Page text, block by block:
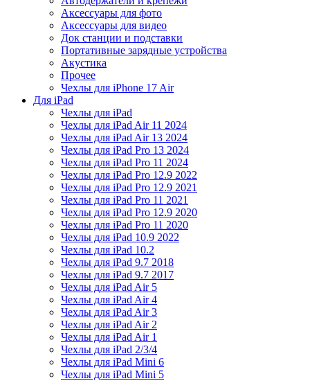
Аксессуары для фото
Аксессуары для видео
Док станции и подставки
Портативные зарядные устройства
Акустика
Прочее
Чехлы для iPhone 17 Air
Для iPad
Чехлы для iPad
Чехлы для iPad Air 11 2024
Чехлы для iPad Air 13 2024
Чехлы для iPad Pro 13 2024
Чехлы для iPad Pro 11 2024
Чехлы для iPad Pro 12.9 2022
Чехлы для iPad Pro 12.9 2021
Чехлы для iPad Pro 11 2021
Чехлы для iPad Pro 12.9 2020
Чехлы для iPad Pro 11 2020
Чехлы для iPad 10.9 2022
Чехлы для iPad 10.2
Чехлы для iPad 9.7 2018
Чехлы для iPad 9.7 2017
Чехлы для iPad Air 5
Чехлы для iPad Air 4
Чехлы для iPad Air 3
Чехлы для iPad Air 2
Чехлы для iPad Air 1
Чехлы для iPad 2/3/4
Чехлы для iPad Mini 6
Чехлы для iPad Mini 5